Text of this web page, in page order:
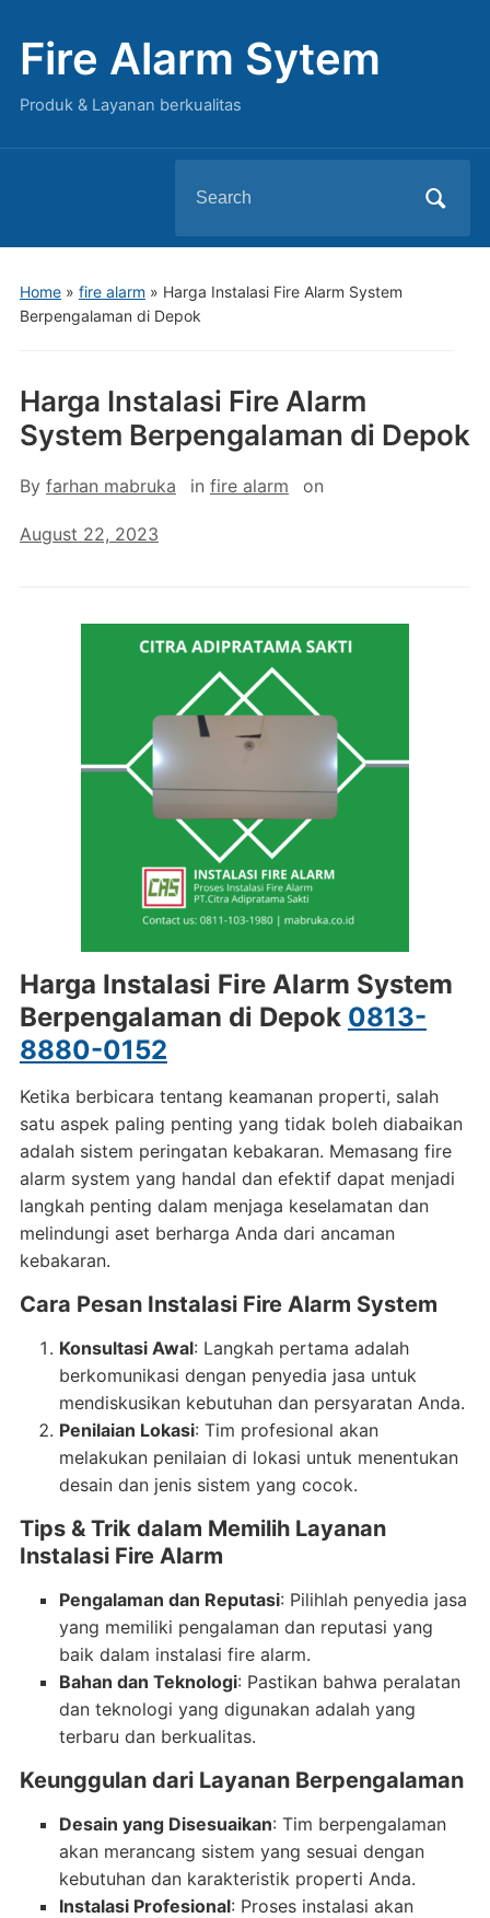
Fire Alarm Sytem
Produk & Layanan berkualitas
for:
Home» fire alarm » Harga Instalasi Fire Alarm System
Berpengalaman di Depok
Harga Instalasi Fire Alarm
System Berpengalaman di Depok
By farhan mabruka in fire alarm on
August 22, 2023
Harga Instalasi Fire Alarm System
Berpengalaman di Depok 0813-
8880-0152
Ketika berbicara tentang keamanan properti, salah
satu aspek paling penting yang tidak boleh diabaikan
adalah sistem peringatan kebakaran. Memasang fire
alarm system yang handal dan efektif dapat menjadi
langkah penting dalam menjaga keselamatan dan
melindungi aset berharga Anda dari ancaman
kebakaran.
Cara Pesan Instalasi Fire Alarm System
Konsultasi Awal: Langkah pertama adalah
berkomunikasi dengan penyedia jasa untuk
mendiskusikan kebutuhan dan persyaratan Anda.
Penilaian Lokasi: Tim profesional akan
melakukan penilaian di lokasi untuk menentukan
desain dan jenis sistem yang cocok.
Tips & Trik dalam Memilih Layanan
Instalasi Fire Alarm
Pengalaman dan Reputasi: Pilihlah penyedia jasa
yang memiliki pengalaman dan reputasi yang
baik dalam instalasi fire alarm.
Bahan dan Teknologi: Pastikan bahwa peralatan
dan teknologi yang digunakan adalah yang
terbaru dan berkualitas.
Keunggulan dari Layanan Berpengalaman
Desain yang Disesuaikan: Tim berpengalaman
akan merancang sistem yang sesuai dengan
kebutuhan dan karakteristik properti Anda.
Instalasi Profesional: Proses instalasi akan